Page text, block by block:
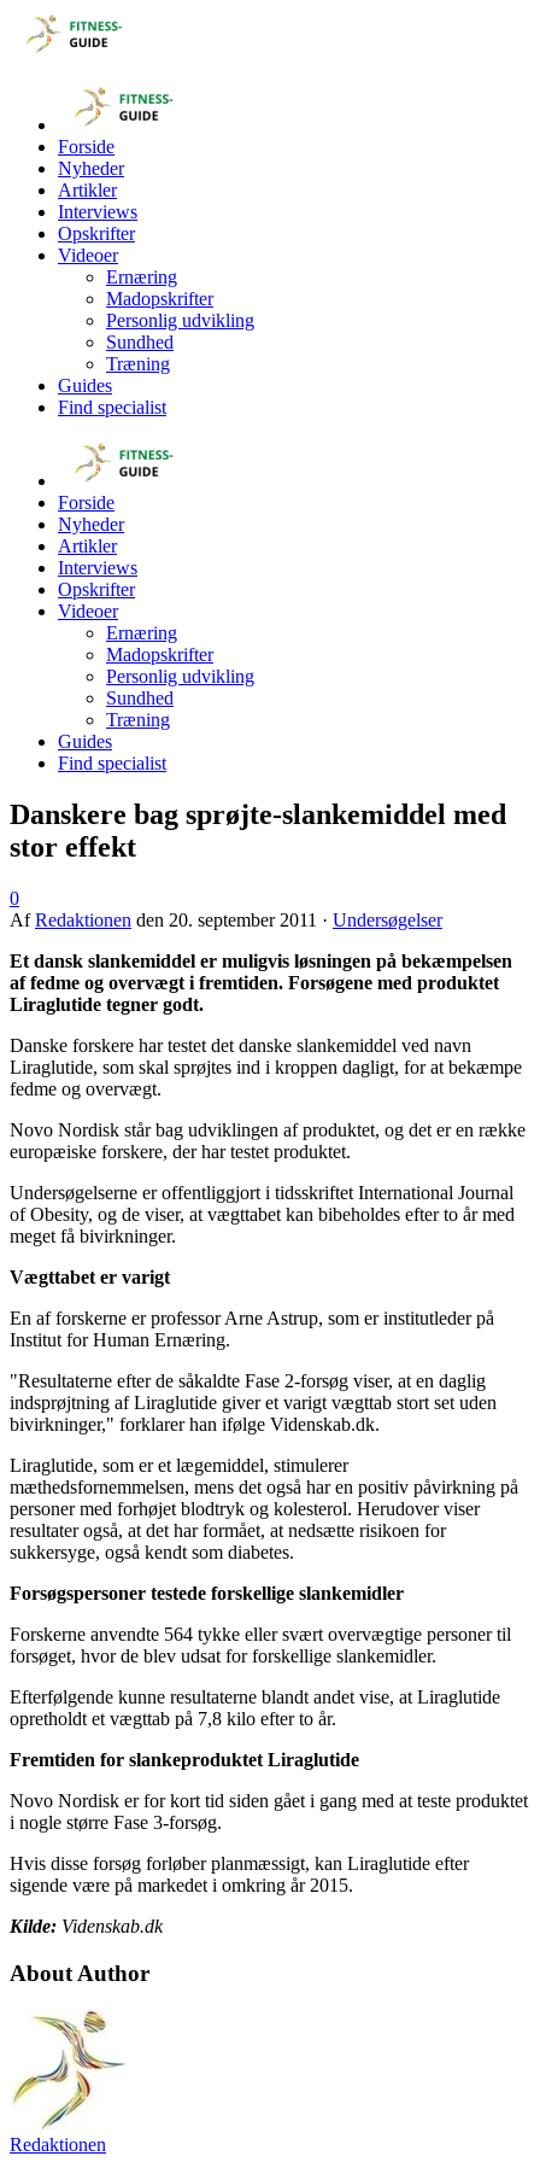
Forside
Nyheder
Artikler
Interviews
Opskrifter
Videoer
Ernæring
Madopskrifter
Personlig udvikling
Sundhed
Træning
Guides
Find specialist
Forside
Nyheder
Artikler
Interviews
Opskrifter
Videoer
Ernæring
Madopskrifter
Personlig udvikling
Sundhed
Træning
Guides
Find specialist
Danskere bag sprøjte-slankemiddel med
stor effekt
0
AfRedaktionen den 20. september 2011 · Undersøgelser
Et dansk slankemiddel er muligvis løsningen på bekæmpelsen
af fedme og overvægt i fremtiden. Forsøgene med produktet
Liraglutide tegner godt.
Danske forskere har testet det danske slankemiddel ved navn
Liraglutide, som skal sprøjtes ind i kroppen dagligt, for at bekæmpe
fedme og overvægt.
Novo Nordisk står bag udviklingen af produktet, og det er en række
europæiske forskere, der har testet produktet.
Undersøgelserne er offentliggjort i tidsskriftet International Journal
of Obesity, og de viser, at vægttabet kan bibeholdes efter to år med
meget få bivirkninger.
Vægttabet er varigt
En af forskerne er professor Arne Astrup, som er institutleder på
Institut for Human Ernæring.
"Resultaterne efter de såkaldte Fase 2-forsøg viser, at en daglig
indsprøjtning af Liraglutide giver et varigt vægttab stort set uden
bivirkninger," forklarer han ifølge Videnskab.dk.
Liraglutide, som er et lægemiddel, stimulerer
mæthedsfornemmelsen, mens det også har en positiv påvirkning på
personer med forhøjet blodtryk og kolesterol. Herudover viser
resultater også, at det har formået, at nedsætte risikoen for
sukkersyge, også kendt som diabetes.
Forsøgspersoner testede forskellige slankemidler
Forskerne anvendte 564 tykke eller svært overvægtige personer til
forsøget, hvor de blev udsat for forskellige slankemidler.
Efterfølgende kunne resultaterne blandt andet vise, at Liraglutide
opretholdt et vægttab på 7,8 kilo efter to år.
Fremtiden for slankeproduktet Liraglutide
Novo Nordisk er for kort tid siden gået i gang med at teste produktet
i nogle større Fase 3-forsøg.
Hvis disse forsøg forløber planmæssigt, kan Liraglutide efter
sigende være på markedet i omkring år 2015.
Kilde: Videnskab.dk
About Author
Redaktionen